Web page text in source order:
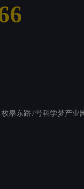
皋东路7号科学梦产业